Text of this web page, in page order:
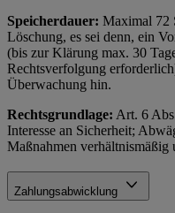
Speicherdauer: Maximal 72
Löschung, es sei denn, ein
(bis zur Klärung max. 30
Rechtsverfolgung
Überwachung hin.
Rechtsgrundlage: Art. 6
Interesse an Sicherheit;
Maßnahmen verhältnismäßig
Zahlungsabwicklung